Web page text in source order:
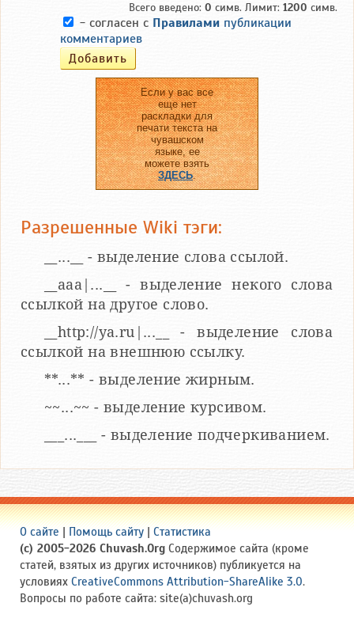
Всего введено: 0 симв. Лимит: 1200 симв.
- согласен с Правилами публикации
комментариев
Если у вас все
еще нет
раскладки для
печати текста на
чувашском
языке, ее
можете взять
ЗДЕСЬ.
Разрешенные Wiki тэги:
__...__ - выделение слова ссылой.
__aaa|...__ - выделение некого слова
ссылкой на другое слово.
__http://ya.ru|...__ - выделение слова
ссылкой на внешнюю ссылку.
**...** - выделение жирным.
~~...~~ - выделение курсивом.
___...___ - выделение подчеркиванием.
О сайте | Помощь сайту | Статистика
(c) 2005-2026 Chuvash.Org Содержимое сайта (кроме
статей, взятых из других источников) публикуется на
условиях CreativeCommons Attribution-ShareAlike 3.0.
Вопросы по работе сайта: site(a)chuvash.org